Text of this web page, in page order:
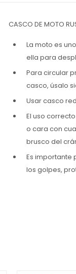
CASCO DE MOTO
La moto es
ella para
Para circular
casco, úsalo
Usar casco
El uso
o cara con
brusco del
Es importante
los golpes,